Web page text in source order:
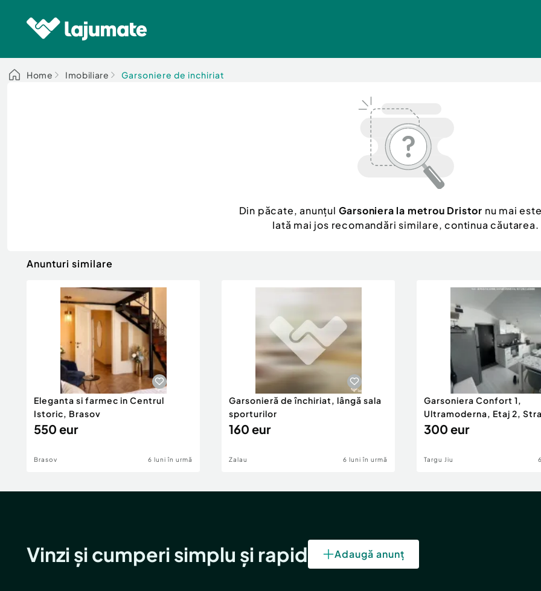
Home Imobiliare Garsoniere de inchiriat
Din păcate, anunțul Garsoniera la metrou Dristor nu mai
Iată mai jos recomandări similare, continua căutarea.
Anunturi similare
Eleganta si farmec in Centrul
Istoric, Brasov
550 eur
Brasov 6 luni în urmă
Garsonieră de închiriat, lângă sala
sporturilor
160 eur
Zalau 6 luni în urmă
Garsoniera Confort 1,
Ultramoderna, Etaj 2,
2
300 eur
Targu Jiu
Vinzi și cumperi simplu și rapid Adaugă anunț